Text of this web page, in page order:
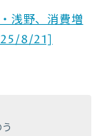
浅野、消費増
8/21]